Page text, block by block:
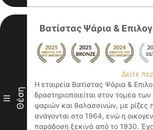
III Θέση
Βατίστας Ψάρια &
Δείτε
Η εταιρεία Βατίστας Ψάρια &
δραστηριοποιείται στον τομέα
ψαριών και θαλασσινών, με ρίζες
ανάγονται στο 1964, ενώ η
παράδοση ξεκινά από το 1930.